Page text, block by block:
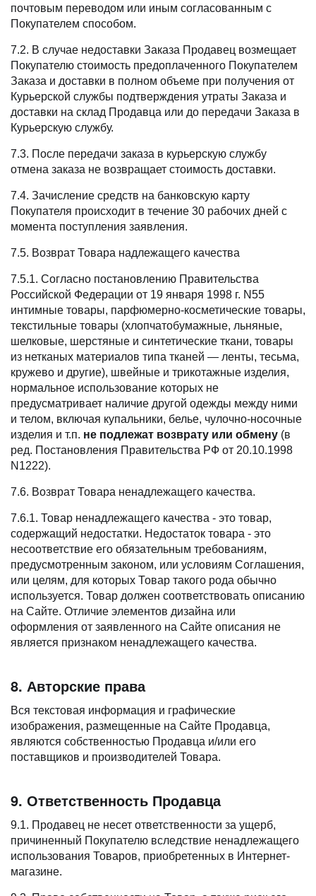
почтовым переводом или иным согласованным с
Покупателем способом.
7.2. В случае недоставки Заказа Продавец возмещает
Покупателю стоимость предоплаченного Покупателем
Заказа и доставки в полном объеме при получения от
Курьерской службы подтверждения утраты Заказа и
доставки на склад Продавца или до передачи Заказа в
Курьерскую службу.
7.3. После передачи заказа в курьерскую службу
отмена заказа не возвращает стоимость доставки.
7.4. Зачисление средств на банковскую карту
Покупателя происходит в течение 30 рабочих дней с
момента поступления заявления.
7.5. Возврат Товара надлежащего качества
7.5.1. Согласно постановлению Правительства
Российской Федерации от 19 января 1998 г. N55
интимные товары, парфюмерно-косметические товары,
текстильные товары (хлопчатобумажные, льняные,
шелковые, шерстяные и синтетические ткани, товары
из нетканых материалов типа тканей — ленты, тесьма,
кружево и другие), швейные и трикотажные изделия,
нормальное использование которых не
предусматривает наличие другой одежды между ними
и телом, включая купальники, белье, чулочно-носочные
изделия и т.п. не подлежат возврату или обмену (в
ред. Постановления Правительства РФ от 20.10.1998
N1222).
7.6. Возврат Товара ненадлежащего качества.
7.6.1. Товар ненадлежащего качества - это товар,
содержащий недостатки. Недостаток товара - это
несоответствие его обязательным требованиям,
предусмотренным законом, или условиям Соглашения,
или целям, для которых Товар такого рода обычно
используется. Товар должен соответствовать описанию
на Сайте. Отличие элементов дизайна или
оформления от заявленного на Сайте описания не
является признаком ненадлежащего качества.
8. Авторские права
Вся текстовая информация и графические
изображения, размещенные на Сайте Продавца,
являются собственностью Продавца и/или его
поставщиков и производителей Товара.
9. Ответственность Продавца
9.1. Продавец не несет ответственности за ущерб,
причиненный Покупателю вследствие ненадлежащего
использования Товаров, приобретенных в Интернет-
магазине.